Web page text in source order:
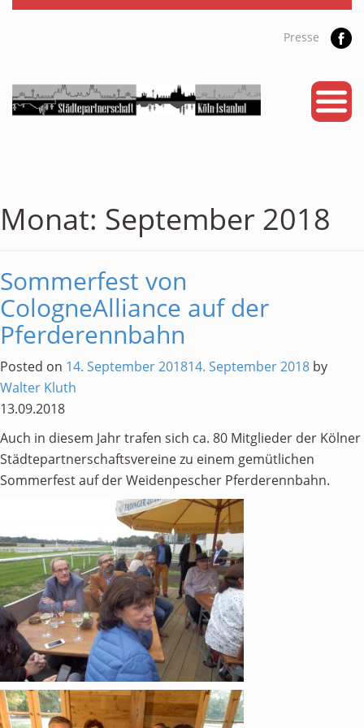
Presse
Monat: September 2018
Sommerfest von
CologneAlliance auf der
Pferderennbahn
Posted on 14. September 201814. September 2018 by
Walter Kluth
13.09.2018
Auch in diesem Jahr trafen sich ca. 80 Mitglieder der Kölner
Städtepartnerschaftsvereine zu einem gemütlichen
Sommerfest auf der Weidenpescher Pferderennbahn.
START
PARTNERSTADT
KALENDER
GALERIE
Videos
ÜBER UNS
Links & Downloads
Satzung
Unsere Spender/Sponsoren
KONTAKT